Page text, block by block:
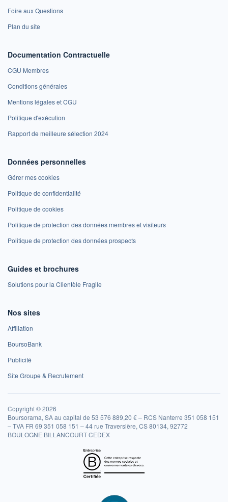
Foire aux Questions
Plan du site
Documentation Contractuelle
CGU Membres
Conditions générales
Mentions légales et CGU
Politique d'exécution
Rapport de meilleure sélection 2024
Données personnelles
Gérer mes cookies
Politique de confidentialité
Politique de cookies
Politique de protection des données membres et visiteurs
Politique de protection des données prospects
Guides et brochures
Solutions pour la Clientèle Fragile
Nos sites
Affiliation
BoursoBank
Publicité
Site Groupe & Recrutement
Copyright © 2026
Boursorama, SA au capital de 53 576 889,20 € – RCS Nanterre 351 058 151
– TVA FR 69 351 058 151 – 44 rue Traversière, CS 80134, 92772
BOULOGNE BILLANCOURT CEDEX